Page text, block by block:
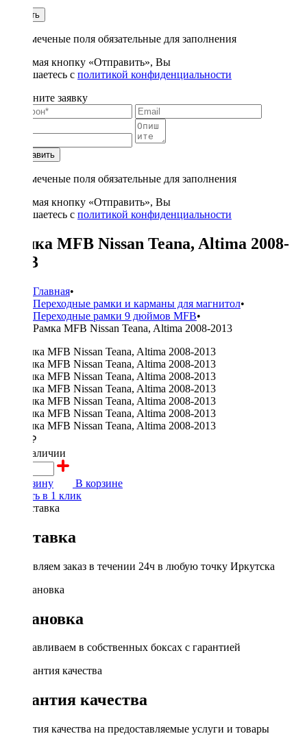
Купить
* - отмеченые поля обязательные для заполнения
Нажимая кнопку «Отправить», Вы
соглашаетесь с политикой конфиденциальности
Заполните заявку
Отправить
* - отмеченые поля обязательные для заполнения
Нажимая кнопку «Отправить», Вы
соглашаетесь с политикой конфиденциальности
Рамка MFB Nissan Teana, Altima 2008-
2013
Главная•
Переходные рамки и карманы для магнитол•
Переходные рамки 9 дюймов MFB•
Рамка MFB Nissan Teana, Altima 2008-2013
2500 ₽
в наличии
В корзину
В корзине
Купить в 1 клик
Доставка
Доставляем заказ в течении 24ч в любую точку Иркутска
Установка
Устанавливаем в собственных боксах с гарантией
Гарантия качества
Гарантия качества на предоставляемые услуги и товары